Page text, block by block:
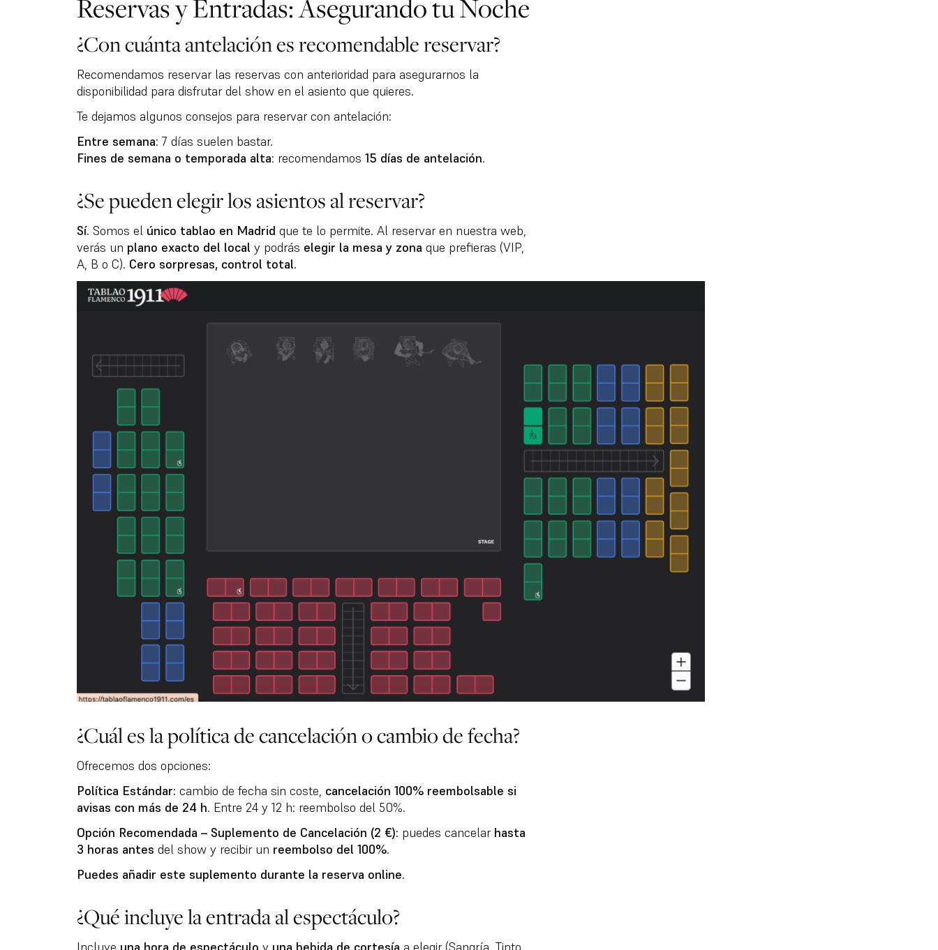
Reservas y Entradas: Asegurando tu Noche
¿Con cuánta antelación es recomendable reservar?
Recomendamos reservar las reservas con anterioridad para asegurarnos la
disponibilidad para disfrutar del show en el asiento que quieres.
Te dejamos algunos consejos para reservar con antelación:
Entre semana: 7 días suelen bastar.
Fines de semana o temporada alta: recomendamos 15 días de antelación.
¿Se pueden elegir los asientos al reservar?
Sí. Somos el único tablao en Madrid que te lo permite. Al reservar en nuestra web,
verás un plano exacto del local y podrás elegir la mesa y zona que prefieras (VIP,
A, B o C). Cero sorpresas, control total.
¿Cuál es la política de cancelación o cambio de fecha?
Ofrecemos dos opciones:
Política Estándar: cambio de fecha sin coste, cancelación 100% reembolsable si
avisas con más de 24 h. Entre 24 y 12 h: reembolso del 50%.
Opción Recomendada – Suplemento de Cancelación (2 €): puedes cancelar hasta
3 horas antes del show y recibir un reembolso del 100%.
Puedes añadir este suplemento durante la reserva online.
¿Qué incluye la entrada al espectáculo?